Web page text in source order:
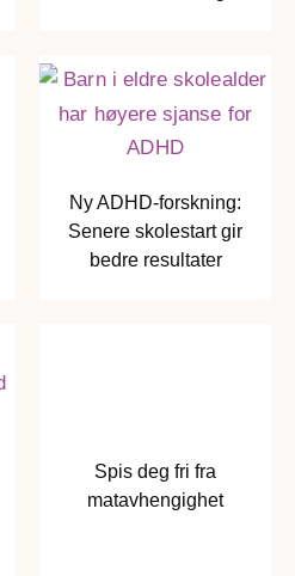
Ny ADHD-forskning:
Senere skolestart gir
bedre resultater
Spis deg fri fra
matavhengighet